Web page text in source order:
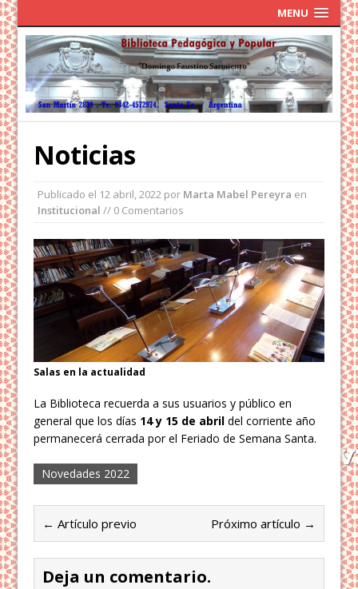
MENU
Noticias
Publicado el 12 abril, 2022 por Marta Mabel Pereyra en
Institucional // 0 Comentarios
Salas en la actualidad
La Biblioteca recuerda a sus usuarios y público en
general que los días 14 y 15 de abril del corriente año
permanecerá cerrada por el Feriado de Semana Santa.
Novedades 2022
← Artículo previo Próximo artículo →
Deja un comentario.